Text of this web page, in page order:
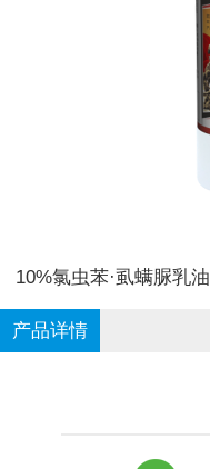
10%氯虫苯·虱螨脲乳油
产品详情